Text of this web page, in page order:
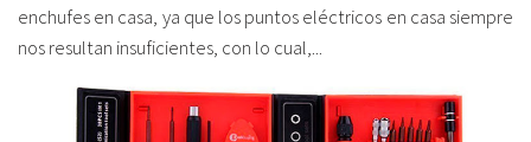
enchufes en casa, ya que los puntos eléctricos en casa siempre
nos resultan insuficientes, con lo cual,...